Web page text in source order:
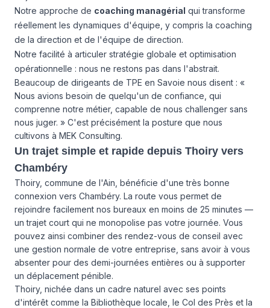
Notre approche de coaching managérial qui transforme
réellement les dynamiques d'équipe, y compris la coaching
de la direction et de l'équipe de direction.
Notre facilité à articuler stratégie globale et optimisation
opérationnelle : nous ne restons pas dans l'abstrait.
Beaucoup de dirigeants de TPE en Savoie nous disent : «
Nous avions besoin de quelqu'un de confiance, qui
comprenne notre métier, capable de nous challenger sans
nous juger. » C'est précisément la posture que nous
cultivons à MEK Consulting.
Un trajet simple et rapide depuis Thoiry vers
Chambéry
Thoiry, commune de l'Ain, bénéficie d'une très bonne
connexion vers Chambéry. La route vous permet de
rejoindre facilement nos bureaux en moins de 25 minutes —
un trajet court qui ne monopolise pas votre journée. Vous
pouvez ainsi combiner des rendez-vous de conseil avec
une gestion normale de votre entreprise, sans avoir à vous
absenter pour des demi-journées entières ou à supporter
un déplacement pénible.
Thoiry, nichée dans un cadre naturel avec ses points
d'intérêt comme la Bibliothèque locale, le Col des Près et la